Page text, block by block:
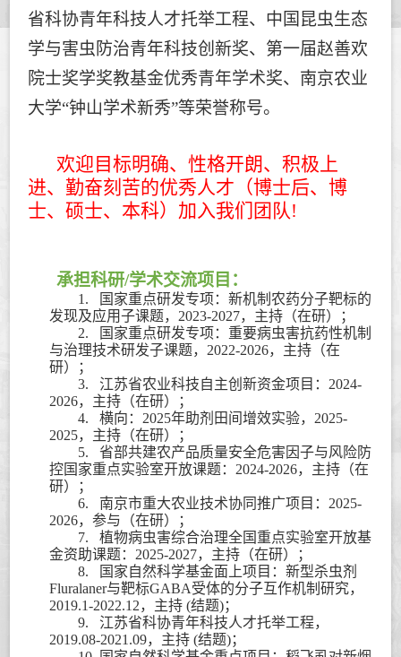
省科协青年科技人才托举工程、中国昆虫生态
学与害虫防治青年科技创新奖、第一届赵善欢
院士奖学奖教基金优秀青年学术奖、南京农业
大学“钟山学术新秀”等荣誉称号。
欢迎目标明确、性格开朗、积极上
进、勤奋刻苦的优秀人才（博士后、博
士、硕士、本科）加入我们团队 !
承担科研/学术交流项目：
1.
国家重点研发专项：新机制农药分子靶标的
发现及应用子课题， 2023-2027，主持（在研）；
2.
国家重点研发专项：重要病虫害抗药性机制
与治理技术研发子课题， 2022-2026，主持（在
研）；
3.
江苏省农业科技自主创新资金项目： 2024-
2026，主持（在研）；
4.
横向： 2025年助剂田间增效实验， 2025-
2025，主持（在研）；
5.
省部共建农产品质量安全危害因子与风险防
控国家重点实验室开放课题： 2024-2026，主持（在
研）；
6.
南京市重大农业技术协同推广项目： 2025-
2026，参与（在研）；
7.
植物病虫害综合治理全国重点实验室开放基
金资助课题： 2025-2027，主持（在研）；
8.
国家自然科学基金面上项目：新型杀虫剂
Fluralaner与靶标GABA受体的分子互作机制研究，
2019.1-2022.12，主持 (结题)；
9.
江苏省科协青年科技人才托举工程，
2019.08-2021.09，主持 (结题)；